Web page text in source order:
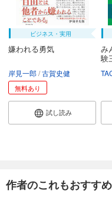
ビジネス・実用
嫌われる勇気
岸見一郎 古賀史健
無料あり
試し読み
み
験
作者のこれもおすすめ